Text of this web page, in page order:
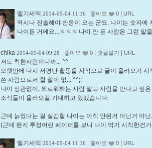
멜기세덱 2014-09-04 11:16 좋아요 0 URL
역시나 진솔해야 반응이 오는 군요. 나이는 숫자에
나이든 거에요...ㅎㅎㅎ 나이 안 든 사람은 그런 말
chika 2014-09-04 09:28 좋아요 0 댓글달기 URL
저도 착한사람이니까... ^^
오랫만에 다시 서평단 활동을 시작으로 글이 올라오기
쓴 사람으로서 할 말이 없... ^^;;
나이 상관없이, 외로워하는 사람 말고 사람을 만나고 싶
소식들이 올라오길 기대하고 있겠습니다.
근데 늙었다는 걸 실감할 나이는 아직 안된거 아닌거 아
(근데 왠지 투정어린 페이퍼를 보니 나이 먹기 시작한건
멜기세덱 2014-09-04 11:16 좋아요 0 URL